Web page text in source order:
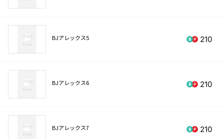
BJアレックス5 210
BJアレックス6 210
BJアレックス7 210